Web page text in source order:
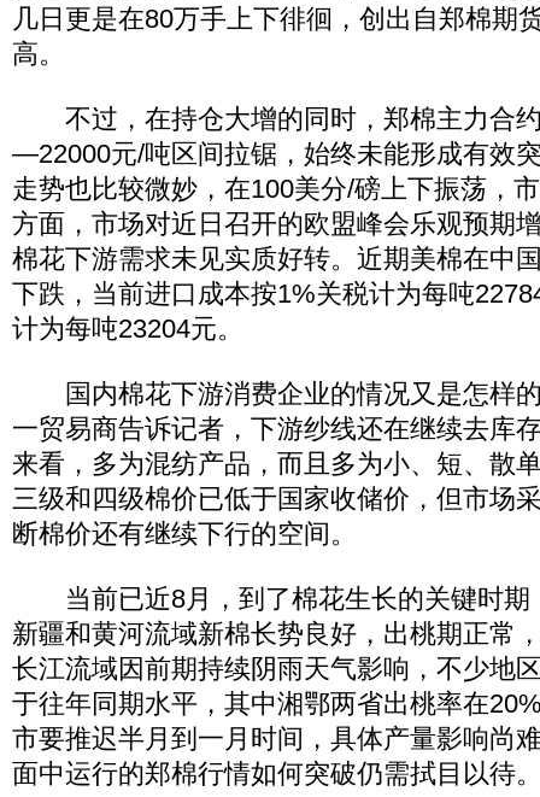
几日更是在80万手上下徘徊，创出自郑棉期
高。
不过，在持仓大增的同时，郑棉主力合约
—22000元/吨区间拉锯，始终未能形成有效
走势也比较微妙，在100美分/磅上下振荡，
方面，市场对近日召开的欧盟峰会乐观预期
棉花下游需求未见实质好转。近期美棉在中
下跌，当前进口成本按1%关税计为每吨
计为每吨23204元。
国内棉花下游消费企业的情况又是怎样
一贸易商告诉记者，下游纱线还在继续去库
来看，多为混纺产品，而且多为小、短、散
三级和四级棉价已低于国家收储价，但市场
断棉价还有继续下行的空间。
当前已近8月，到了棉花生长的关键时期
新疆和黄河流域新棉长势良好，出桃期正常
长江流域因前期持续阴雨天气影响，不少地
于往年同期水平，其中湘鄂两省出桃率在
市要推迟半月到一月时间，具体产量影响尚
面中运行的郑棉行情如何突破仍需拭目以待